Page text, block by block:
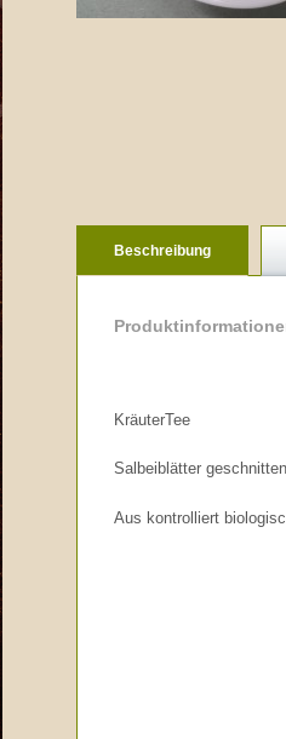
Beschreibung
KräuterTee
Salbeiblätter geschnitten
Aus kontrolliert